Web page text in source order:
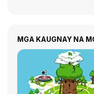
MGA KAUGNAY NA